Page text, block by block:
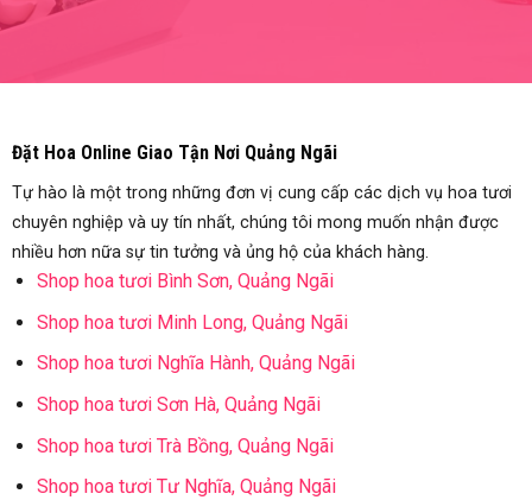
Đặt Hoa Online Giao Tận Nơi Quảng Ngãi
Tự hào là một trong những đơn vị cung cấp các dịch vụ hoa tươi
chuyên nghiệp và uy tín nhất, chúng tôi mong muốn nhận được
nhiều hơn nữa sự tin tưởng và ủng hộ của khách hàng.
Shop hoa tươi Bình Sơn, Quảng Ngãi
Shop hoa tươi Minh Long, Quảng Ngãi
Shop hoa tươi Nghĩa Hành, Quảng Ngãi
Shop hoa tươi Sơn Hà, Quảng Ngãi
Shop hoa tươi Trà Bồng, Quảng Ngãi
Shop hoa tươi Tư Nghĩa, Quảng Ngãi